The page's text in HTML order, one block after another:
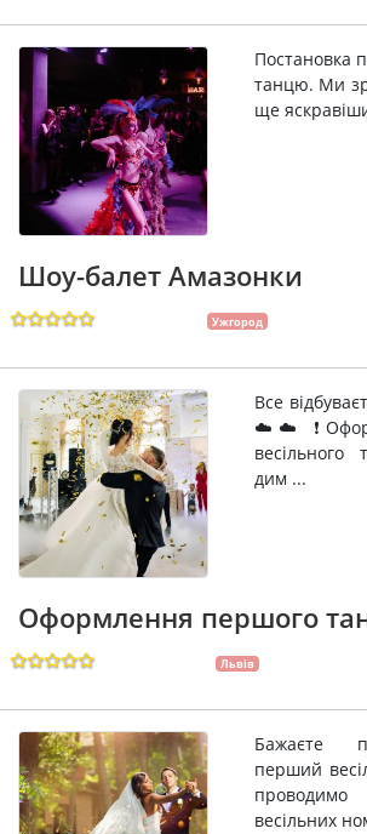
Постановка
танцю. Ми
ще
Шоу-балет Амазонки
Ужгород
Все
☁️☁️
дим ...
Оформлення першого
Львів
Бажаєте
перший
весільних